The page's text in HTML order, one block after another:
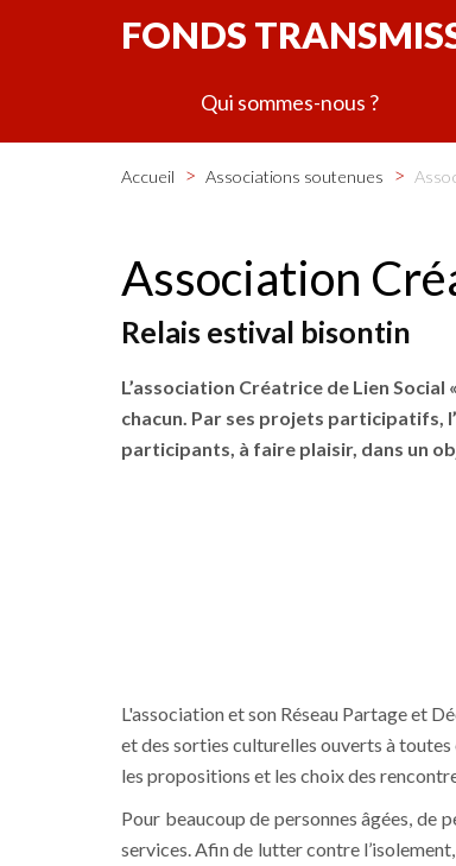
FONDS
Qui sommes-nous ?
Accueil > Associations soutenues >
Association
Relais estival bisontin
L’association Créatrice de Lien
chacun. Par ses projets participatifs,
participants, à faire plaisir, dans un
L'association et son Réseau Partage et
et des sorties culturelles ouverts à toutes
les propositions et les choix des
Pour beaucoup de personnes âgées, de
services. Afin de lutter contre